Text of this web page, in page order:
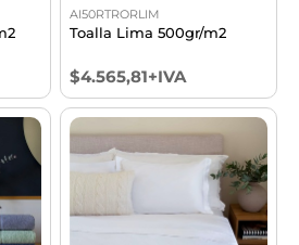
AI50RTRORLIM
Toalla Lima 500gr/m2
$4.565,81+IVA